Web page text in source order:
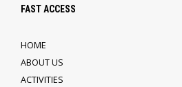
FAST ACCESS
HOME
ABOUT US
ACTIVITIES